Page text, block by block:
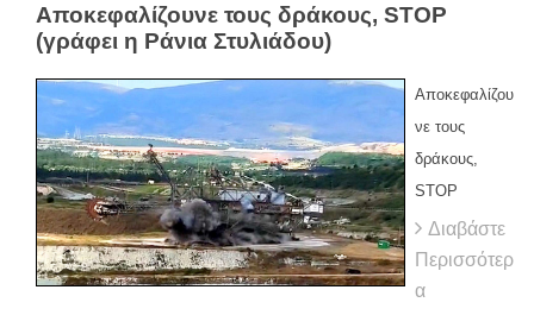
Αποκεφαλίζουνε τους δράκους, STOP
(γράφει η Ράνια Στυλιάδου)
Αποκεφαλίζου
νε τους
δράκους,
STOP
Διαβάστε
Περισσότερ
α